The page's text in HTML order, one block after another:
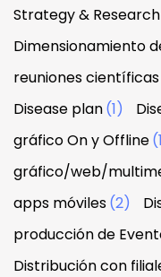
Strategy & Research
Dimensionamiento
reuniones científicas
Disease plan(1)
gráfico On y Offline
gráfico/web/
apps móviles(2)
producción de
Distribución con